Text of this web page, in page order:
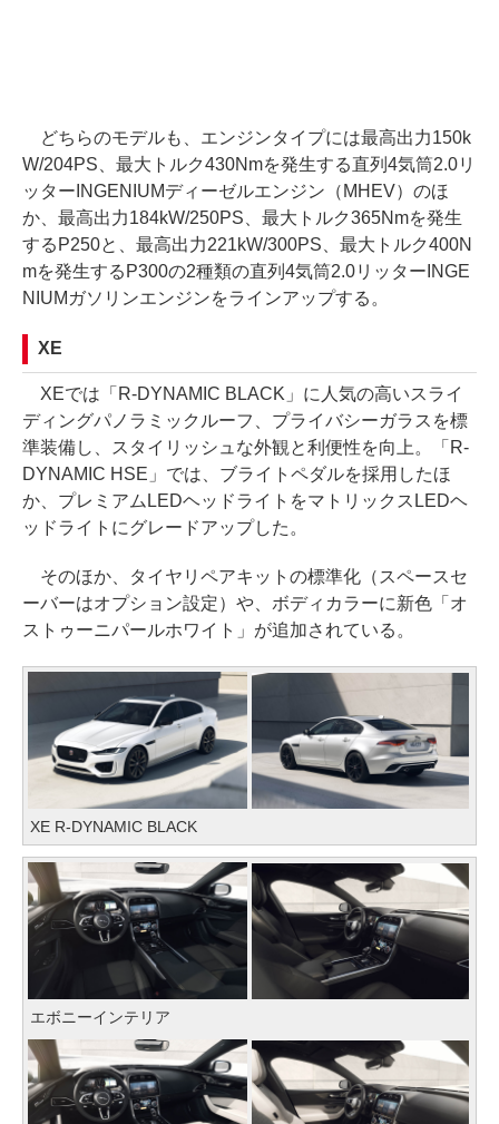
どちらのモデルも、エンジンタイプには最高出力150k
W/204PS、最大トルク430Nmを発生する直列4気筒2.0リ
ッターINGENIUMディーゼルエンジン（MHEV）のほ
か、最高出力184kW/250PS、最大トルク365Nmを発生
するP250と、最高出力221kW/300PS、最大トルク400N
mを発生するP300の2種類の直列4気筒2.0リッターINGE
NIUMガソリンエンジンをラインアップする。
XE
XEでは「R-DYNAMIC BLACK」に人気の高いスライ
ディングパノラミックルーフ、プライバシーガラスを標
準装備し、スタイリッシュな外観と利便性を向上。「R-
DYNAMIC HSE」では、ブライトペダルを採用したほ
か、プレミアムLEDヘッドライトをマトリックスLEDヘ
ッドライトにグレードアップした。
そのほか、タイヤリペアキットの標準化（スペースセ
ーバーはオプション設定）や、ボディカラーに新色「オ
ストゥーニパールホワイト」が追加されている。
XE R-DYNAMIC BLACK
エボニーインテリア